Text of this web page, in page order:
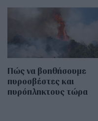
Πώς να βοηθήσουμε
πυροσβέστες και
πυρόπληκτους τώρα